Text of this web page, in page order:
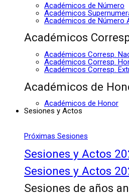
Académicos de Número
Académicos
Académicos de Número
Académicos
Académicos Corresp.
Académicos Corresp.
Académicos Corresp.
Académicos de
Académicos de Honor
Sesiones y Actos
Próximas Sesiones
Sesiones y Actos
Sesiones y Actos
Sesiones de años